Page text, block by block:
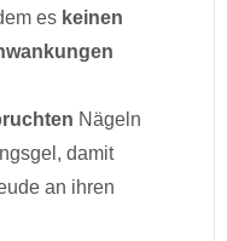
es keinen
Nägeln
damit
an ihren